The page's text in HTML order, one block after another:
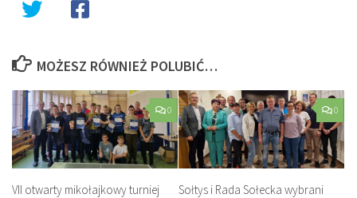
MOŻESZ RÓWNIEŻ POLUBIĆ…
0
VII otwarty mikołajkowy turniej
0
Sołtys i Rada Sołecka wybrani